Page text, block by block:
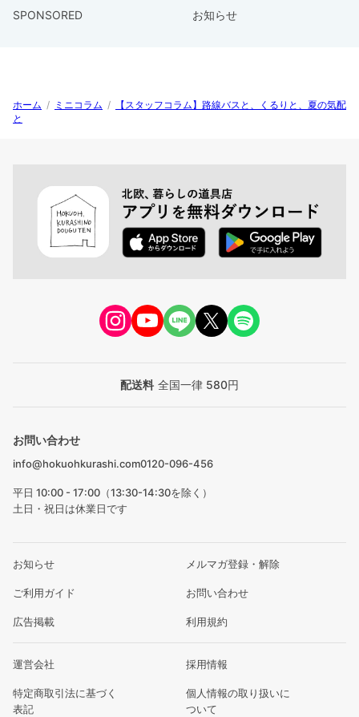
SPONSORED お知らせ
ホーム / ミニコラム /
【スタッフコラム】路線バスと、くるりと、夏の気配
と
配送料 全国一律 580円
お問い合わせ
info@hokuohkurashi.com0120-096-456
平日 10:00 - 17:00（13:30-14:30を除く）
土日・祝日は休業日です
お知らせ メルマガ登録・解除
ご利用ガイド お問い合わせ
広告掲載 利用規約
運営会社 採用情報
特定商取引法に基づく
表記
個人情報の取り扱いに
ついて